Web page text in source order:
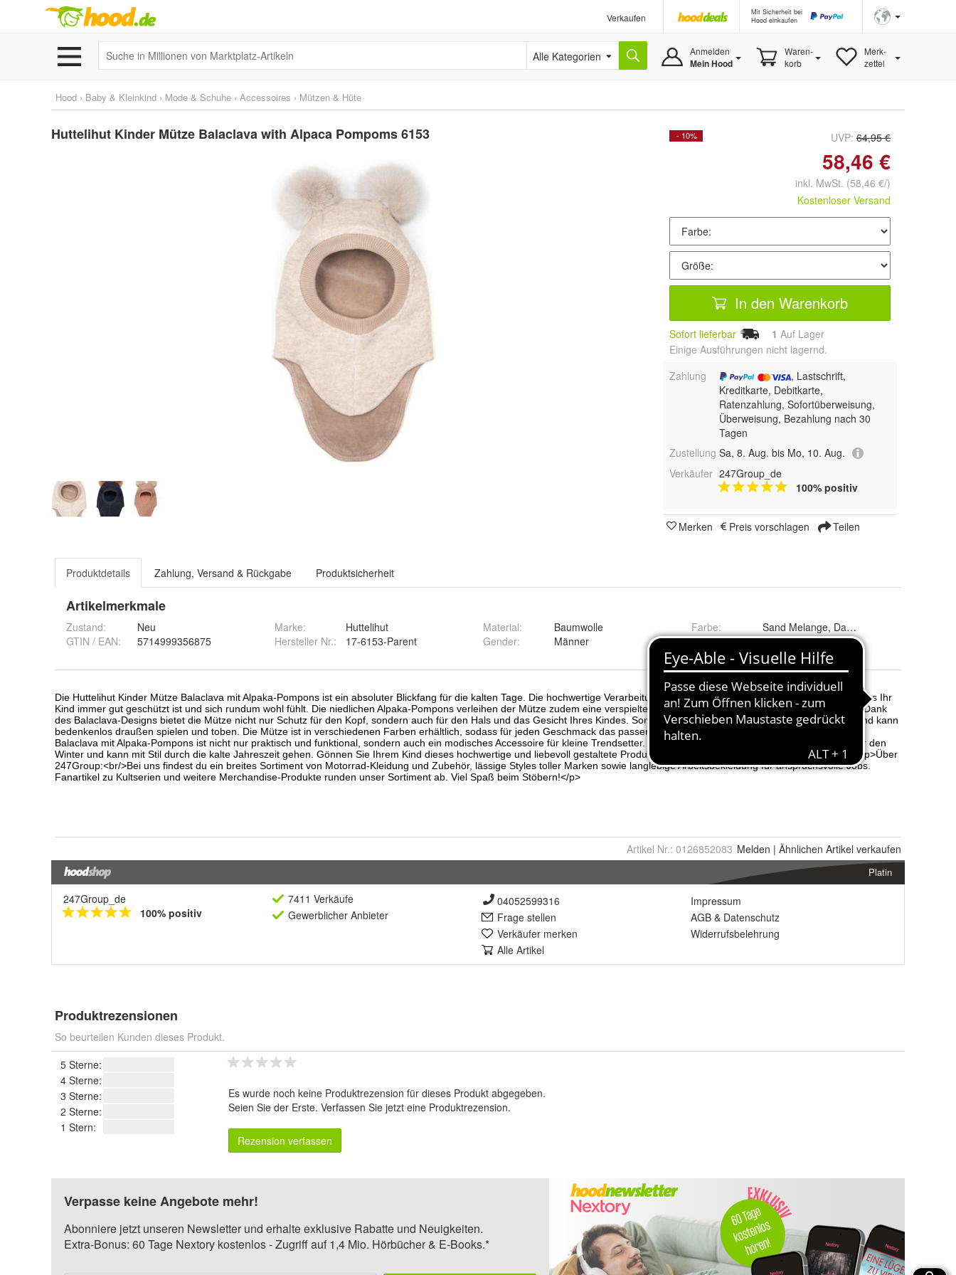
Verkaufen
Mit Sicherheit bei
Hood einkaufen
Alle Kategorien Anmelden
Mein Hood
Waren-
korb
Merk-
zettel
Hood › Baby & Kleinkind › Mode & Schuhe › Accessoires › Mützen & Hüte
Huttelihut Kinder Mütze Balaclava with Alpaca Pompoms 6153 - 10% UVP: 64,95 €
58,46 €
inkl. MwSt. (58,46 €/)
Kostenloser Versand
In den Warenkorb
Sofort lieferbar 1 Auf Lager
Einige Ausführungen nicht lagernd.
Zahlung
, Lastschrift,
Kreditkarte, Debitkarte,
Ratenzahlung, Sofortüberweisung,
Überweisung, Bezahlung nach 30
Tagen
Zustellung Sa, 8. Aug. bis Mo, 10. Aug.
Verkäufer 247Group_de
100% positiv
Merken Preis vorschlagen Teilen
Produktdetails Zahlung, Versand & Rückgabe Produktsicherheit
Artikelmerkmale
Zustand:
Neu
GTIN / EAN:
5714999356875
Marke:
Huttelihut
Hersteller Nr.:
17-6153-Parent
Material:
Baumwolle
Gender: Männer
Farbe:
Größe:
Artikel Nr.: 0126852083 Melden | Ähnlichen Artikel verkaufen
Platin
247Group_de
100% positiv
7411 Verkäufe
Gewerblicher Anbieter
04052599316
Frage stellen
Verkäufer merken
Alle Artikel
Impressum
AGB & Datenschutz
Widerrufsbelehrung
Produktrezensionen
So beurteilen Kunden dieses Produkt.
5 Sterne:
4 Sterne:
3 Sterne:
2 Sterne:
1 Stern:
Es wurde noch keine Produktrezension für dieses Produkt abgegeben.
Seien Sie der Erste. Verfassen Sie jetzt eine Produktrezension.
Rezension verfassen
Verpasse keine Angebote mehr!
Abonniere jetzt unseren Newsletter und erhalte exklusive Rabatte und Neuigkeiten.
Extra-Bonus: 60 Tage Nextory kostenlos - Zugriff auf 1,4 Mio. Hörbücher & E-Books.*